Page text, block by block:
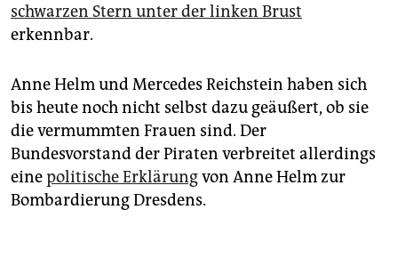
schwarzen Stern unter der linken Brust
erkennbar.
Anne Helm und Mercedes Reichstein haben sich
bis heute noch nicht selbst dazu geäußert, ob sie
die vermummten Frauen sind. Der
Bundesvorstand der Piraten verbreitet allerdings
einepolitische Erklärungvon Anne Helm zur
Bombardierung Dresdens.